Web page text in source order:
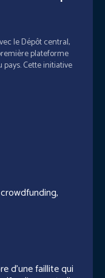
le Dépôt central,
plateforme
Cette initiative
d’une faillite qui